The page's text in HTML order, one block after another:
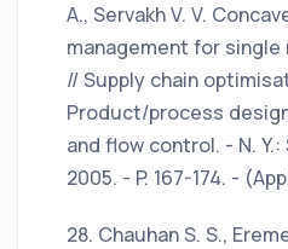
A., Servakh V. V.
management for
// Supply chain
Product/process
and flow control. - N.
2005. - P. 167-174. -
28. Chauhan S. S.,